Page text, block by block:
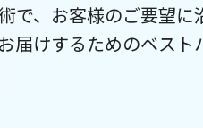
で、お客様のご要望に
届けするためのベスト